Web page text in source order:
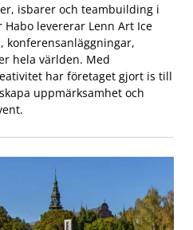
isbarer och teambuilding i
levererar Lenn Art Ice
konferensanläggningar,
hela världen. Med
har företaget gjort is till
uppmärksamhet och